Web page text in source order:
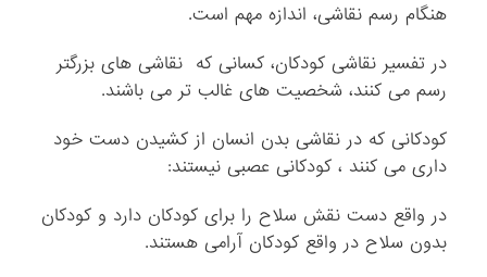
هنگام رسم نقاشی، اندازه مهم است.
در تفسیر نقاشی کودکان، کسانی که نقاشی های بزرگتر
رسم می کنند، شخصیت های غالب تر می باشند.
کودکانی که در نقاشی بدن انسان از کشیدن دست خود
داری می کنند ، کودکانی عصبی نیستند:
در واقع دست نقش سلاح را برای کودکان دارد و کودکان
بدون سلاح در واقع کودکان آرامی هستند.